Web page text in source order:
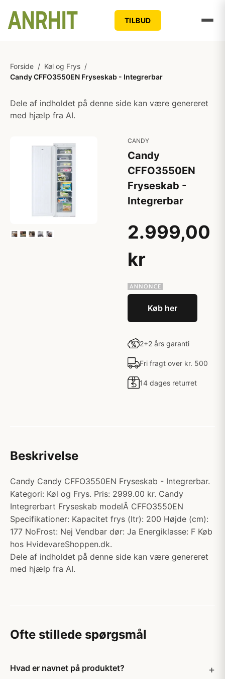
TILBUD
Forside / Køl og Frys /
Candy CFFO3550EN Fryseskab - Integrerbar
Dele af indholdet på denne side kan være genereret
med hjælp fra AI.
CANDY
Candy
CFFO3550EN
Fryseskab -
Integrerbar
2.999,00
kr
Køb her
2+2 års garanti
Fri fragt over kr. 500
14 dages returret
Beskrivelse
Candy Candy CFFO3550EN Fryseskab - Integrerbar.
Kategori: Køl og Frys. Pris: 2999.00 kr. Candy
Integrerbart Fryseskab modelÂ CFFO3550EN
Specifikationer: Kapacitet frys (ltr): 200 Højde (cm):
177 NoFrost: Nej Vendbar dør: Ja Energiklasse: F Køb
hos HvidevareShoppen.dk.
Dele af indholdet på denne side kan være genereret
med hjælp fra AI.
Ofte stillede spørgsmål
Hvad er navnet på produktet?